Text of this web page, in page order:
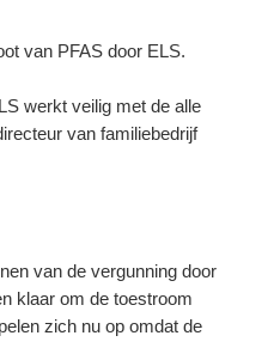
van PFAS door ELS.
werkt veilig met de alle
van familiebedrijf
van de vergunning door
klaar om de toestroom
zich nu op omdat de